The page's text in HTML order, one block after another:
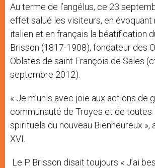
Au terme de l’angélus, ce 23
effet salué les visiteurs, en évoquant
italien et en français la béatification
Brisson (1817-1908), fondateur des
Oblates de saint François de Sales
septembre 2012).
« Je m’unis avec joie aux actions de
communauté de Troyes et de toutes
spirituels du nouveau Bienheureux »,
XVI.
Le P. Brisson disait toujours « J’ai